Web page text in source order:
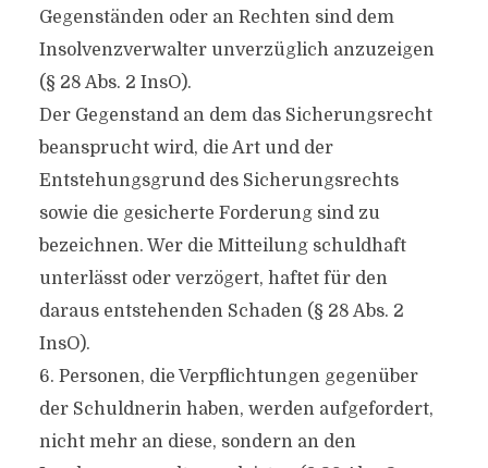
Gegenständen oder an Rechten sind dem
Insolvenzverwalter unverzüglich anzuzeigen
(§ 28 Abs. 2 InsO).
Der Gegenstand an dem das Sicherungsrecht
beansprucht wird, die Art und der
Entstehungsgrund des Sicherungsrechts
sowie die gesicherte Forderung sind zu
bezeichnen. Wer die Mitteilung schuldhaft
unterlässt oder verzögert, haftet für den
daraus entstehenden Schaden (§ 28 Abs. 2
InsO).
6. Personen, die Verpflichtungen gegenüber
der Schuldnerin haben, werden aufgefordert,
nicht mehr an diese, sondern an den